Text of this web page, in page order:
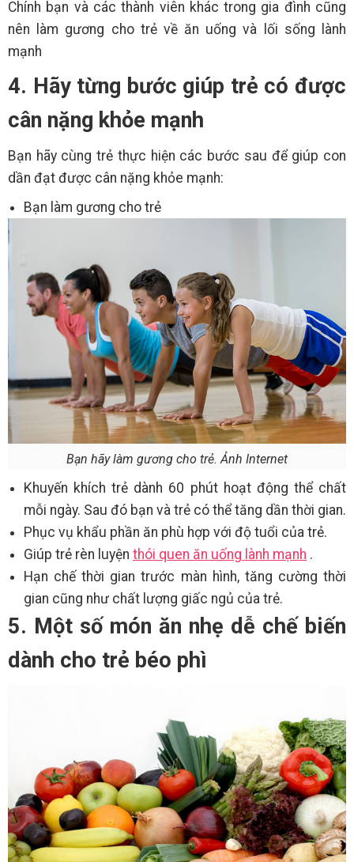
Chính bạn và các thành viên khác trong gia đình cũng
nên làm gương cho trẻ về ăn uống và lối sống lành
mạnh
4. Hãy từng bước giúp trẻ có được
cân nặng khỏe mạnh
Bạn hãy cùng trẻ thực hiện các bước sau để giúp con
dần đạt được cân nặng khỏe mạnh:
Bạn làm gương cho trẻ
Bạn hãy làm gương cho trẻ. Ảnh Internet
Khuyến khích trẻ dành 60 phút hoạt động thể chất
mỗi ngày. Sau đó bạn và trẻ có thể tăng dần thời gian.
Phục vụ khẩu phần ăn phù hợp với độ tuổi của trẻ.
Giúp trẻ rèn luyện thói quen ăn uống lành mạnh .
Hạn chế thời gian trước màn hình, tăng cường thời
gian cũng như chất lượng giấc ngủ của trẻ.
5. Một số món ăn nhẹ dễ chế biến
dành cho trẻ béo phì